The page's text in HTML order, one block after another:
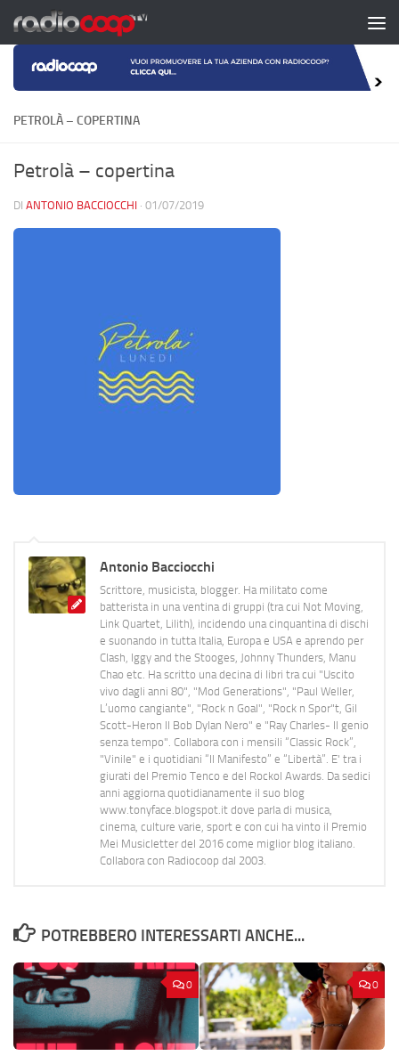
Salta al contenuto
PETROLÀ – COPERTINA
Petrolà – copertina
DI ANTONIO BACCIOCCHI · 01/07/2019
Antonio Bacciocchi
Scrittore, musicista, blogger. Ha militato come
batterista in una ventina di gruppi (tra cui Not Moving,
Link Quartet, Lilith), incidendo una cinquantina di dischi
e suonando in tutta Italia, Europa e USA e aprendo per
Clash, Iggy and the Stooges, Johnny Thunders, Manu
Chao etc. Ha scritto una decina di libri tra cui "Uscito
vivo dagli anni 80", "Mod Generations", "Paul Weller,
L’uomo cangiante", "Rock n Goal", "Rock n Spor"t, Gil
Scott-Heron Il Bob Dylan Nero" e "Ray Charles- Il genio
senza tempo". Collabora con i mensili “Classic Rock”,
"Vinile" e i quotidiani “Il Manifesto” e “Libertà”. E' tra i
giurati del Premio Tenco e del Rockol Awards. Da sedici
anni aggiorna quotidianamente il suo blog
www.tonyface.blogspot.it dove parla di musica,
cinema, culture varie, sport e con cui ha vinto il Premio
Mei Musicletter del 2016 come miglior blog italiano.
Collabora con Radiocoop dal 2003.
POTREBBERO INTERESSARTI ANCHE...
0 0